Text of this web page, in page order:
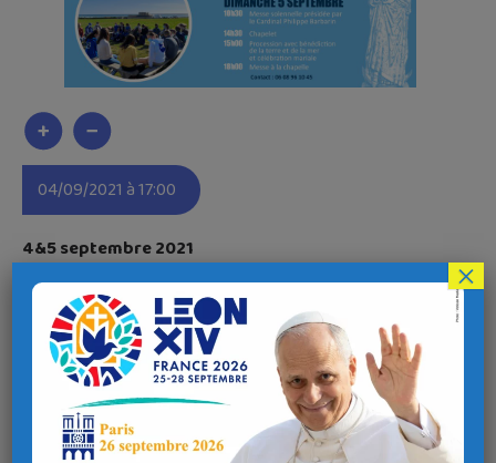
04/09/2021 à 17:00
4&5 septembre 2021
Lieu de l'évènement
Adresse
Chapelle Notre-Dame de Penhors
6 Chemin des Mendiants, 29710 Pouldreuzic
×